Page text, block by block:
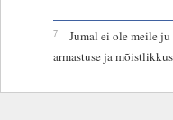
7
Jumal ei ole meile
armastuse ja